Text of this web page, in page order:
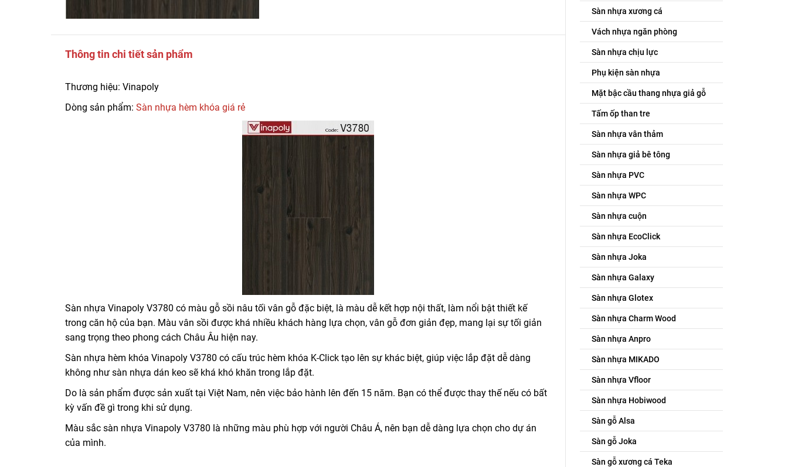
Thông tin chi tiết sản phẩm
Thương hiệu: Vinapoly
Dòng sản phẩm: Sàn nhựa hèm khóa giá rẻ
Sàn nhựa Vinapoly V3780 có màu gỗ sồi nâu tối vân gỗ đặc biệt, là màu dễ kết hợp nội thất, làm nổi bật thiết kế
trong căn hộ của bạn. Màu vân sồi được khá nhiều khách hàng lựa chọn, vân gỗ đơn giản đẹp, mang lại sự tối giản
sang trọng theo phong cách Châu Âu hiện nay.
Sàn nhựa hèm khóa Vinapoly V3780 có cấu trúc hèm khóa K-Click tạo lên sự khác biệt, giúp việc lắp đặt dễ dàng
không như sàn nhựa dán keo sẽ khá khó khăn trong lắp đặt.
Do là sản phẩm được sản xuất tại Việt Nam, nên việc bảo hành lên đến 15 năm. Bạn có thể được thay thế nếu có bất
kỳ vấn đề gì trong khi sử dụng.
Màu sắc sàn nhựa Vinapoly V3780 là những màu phù hợp với người Châu Á, nên bạn dễ dàng lựa chọn cho dự án
của mình.
Sàn nhựa xương cá
Vách nhựa ngăn phòng
Sàn nhựa chịu lực
Phụ kiện sàn nhựa
Mặt bậc cầu thang nhựa giả gỗ
Tấm ốp than tre
Sàn nhựa vân thảm
Sàn nhựa giả bê tông
Sàn nhựa PVC
Sàn nhựa WPC
Sàn nhựa cuộn
Sàn nhựa EcoClick
Sàn nhựa Joka
Sàn nhựa Galaxy
Sàn nhựa Glotex
Sàn nhựa Charm Wood
Sàn nhựa Anpro
Sàn nhựa MIKADO
Sàn nhựa Vfloor
Sàn nhựa Hobiwood
Sàn gỗ Alsa
Sàn gỗ Joka
Sàn gỗ xương cá Teka